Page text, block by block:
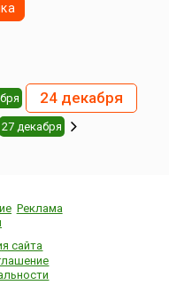
24 декабря
27 декабря
Реклама
сайта